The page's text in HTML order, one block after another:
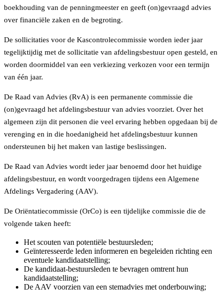
boekhouding van de penningmeester en geeft (on)gevraagd advies
over financiële zaken en de begroting.
De sollicitaties voor de Kascontrolecommissie worden ieder jaar
tegelijktijdig met de sollicitatie van afdelingsbestuur open gesteld, en
worden doormiddel van een verkiezing verkozen voor een termijn
van één jaar.
De Raad van Advies (RvA) is een permanente commissie die
(on)gevraagd het afdelingsbestuur van advies voorziet. Over het
algemeen zijn dit personen die veel ervaring hebben opgedaan bij de
verenging en in die hoedanigheid het afdelingsbestuur kunnen
ondersteunen bij het maken van lastige beslissingen.
De Raad van Advies wordt ieder jaar benoemd door het huidige
afdelingsbestuur, en wordt voorgedragen tijdens een Algemene
Afdelings Vergadering (AAV).
De Oriëntatiecommissie (OrCo) is een tijdelijke commissie die de
volgende taken heeft:
Het scouten van potentiële bestuursleden;
Geïnteresseerde leden informeren en begeleiden richting een
eventuele kandidaatstelling;
De kandidaat-bestuursleden te bevragen omtrent hun
kandidaatstelling;
De AAV voorzien van een stemadvies met onderbouwing;